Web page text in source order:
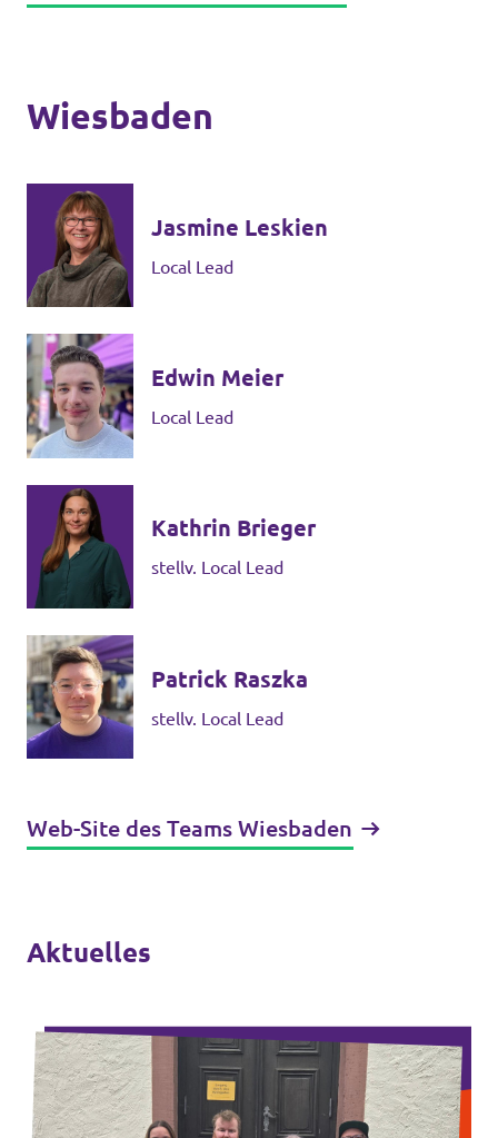
Wiesbaden
Jasmine Leskien
Local Lead
Edwin Meier
Local Lead
Kathrin Brieger
stellv. Local Lead
Patrick Raszka
stellv. Local Lead
Web-Site des Teams Wiesbaden
Aktuelles